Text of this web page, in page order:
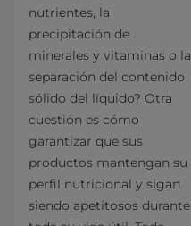
nutrientes, la
precipitación de
minerales y vitaminas o la
separación del contenido
sólido del líquido? Otra
cuestión es cómo
garantizar que sus
productos mantengan su
perfil nutricional y sigan
siendo apetitosos durante